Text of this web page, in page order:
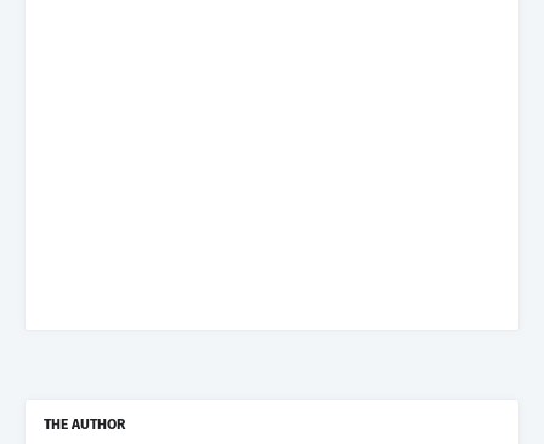
THE AUTHOR